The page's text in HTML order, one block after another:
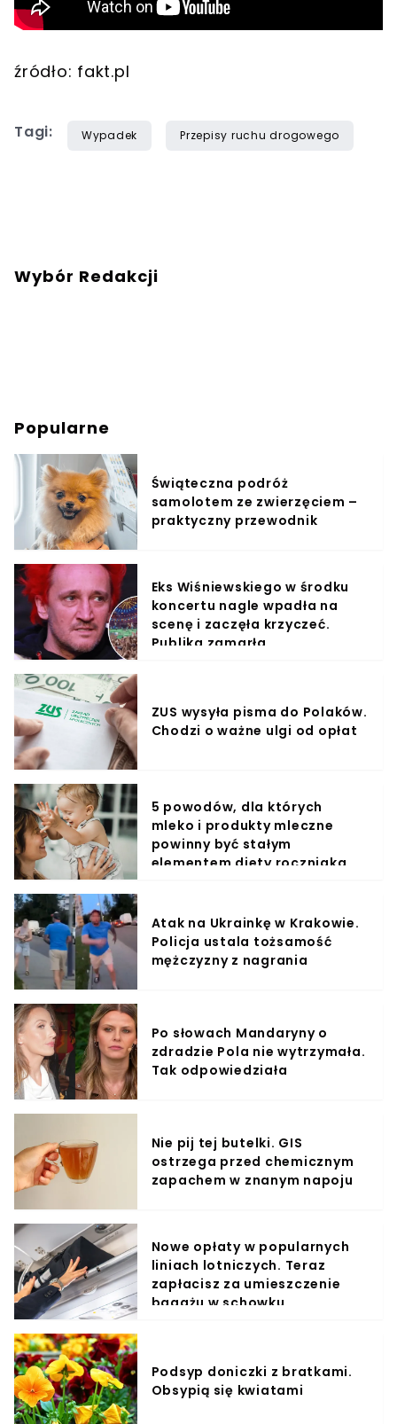
źródło: fakt.pl
Tagi: Wypadek Przepisy ruchu drogowego
Wybór Redakcji
Popularne
Świąteczna podróż
samolotem ze zwierzęciem –
praktyczny przewodnik
Eks Wiśniewskiego w środku
koncertu nagle wpadła na
scenę i zaczęła krzyczeć.
Publika zamarła
ZUS wysyła pisma do Polaków.
Chodzi o ważne ulgi od opłat
5 powodów, dla których
mleko i produkty mleczne
powinny być stałym
elementem diety roczniaka
Atak na Ukrainkę w Krakowie.
Policja ustala tożsamość
mężczyzny z nagrania
Po słowach Mandaryny o
zdradzie Pola nie wytrzymała.
Tak odpowiedziała
Nie pij tej butelki. GIS
ostrzega przed chemicznym
zapachem w znanym napoju
Nowe opłaty w popularnych
liniach lotniczych. Teraz
zapłacisz za umieszczenie
bagażu w schowku
Podsyp doniczki z bratkami.
Obsypią się kwiatami